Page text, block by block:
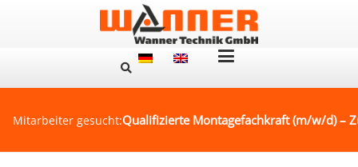
Mitarbeiter gesucht:Qualifizierte Montagefachkraft (m/w/d) –